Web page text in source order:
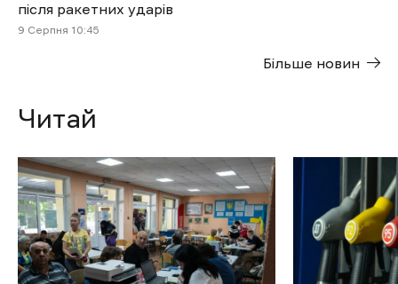
після ракетних ударів
9 Cерпня 10:45
Більше новин
Читай